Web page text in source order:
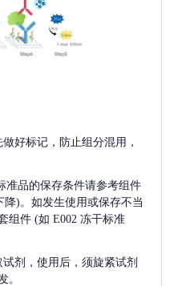
好标记，防止组分混用，
准品的保存条件请参考组件
降)。如发生使用或保存不当
组件 (如 E002 冻干标准
剂，使用后，须旋紧试剂
。